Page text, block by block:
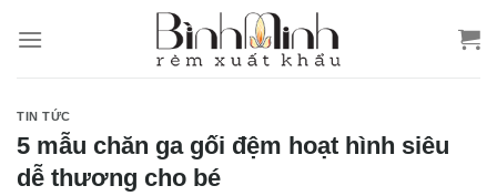
TIN TỨC
5 mẫu chăn ga gối đệm hoạt hình siêu
dễ thương cho bé